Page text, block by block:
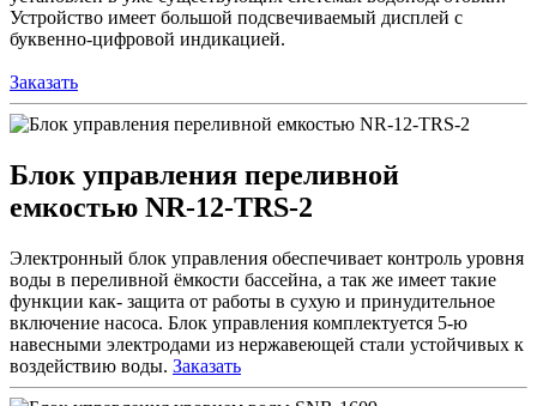
Устройство имеет большой подсвечиваемый дисплей с
буквенно-цифровой индикацией.
Заказать
Блок управления переливной
емкостью NR-12-TRS-2
Электронный блок управления обеспечивает контроль уровня
воды в переливной ёмкости бассейна, а так же имеет такие
функции как- защита от работы в сухую и принудительное
включение насоса. Блок управления комплектуется 5-ю
навесными электродами из нержавеющей стали устойчивых к
воздействию воды. Заказать